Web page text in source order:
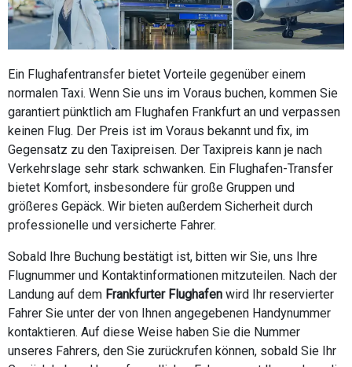
Ein Flughafentransfer bietet Vorteile gegenüber einem
normalen Taxi. Wenn Sie uns im Voraus buchen, kommen Sie
garantiert pünktlich am Flughafen Frankfurt an und verpassen
keinen Flug. Der Preis ist im Voraus bekannt und fix, im
Gegensatz zu den Taxipreisen. Der Taxipreis kann je nach
Verkehrslage sehr stark schwanken. Ein Flughafen-Transfer
bietet Komfort, insbesondere für große Gruppen und
größeres Gepäck. Wir bieten außerdem Sicherheit durch
professionelle und versicherte Fahrer.
Sobald Ihre Buchung bestätigt ist, bitten wir Sie, uns Ihre
Flugnummer und Kontaktinformationen mitzuteilen. Nach der
Landung auf dem Frankfurter Flughafen wird Ihr reservierter
Fahrer Sie unter der von Ihnen angegebenen Handynummer
kontaktieren. Auf diese Weise haben Sie die Nummer
unseres Fahrers, den Sie zurückrufen können, sobald Sie Ihr